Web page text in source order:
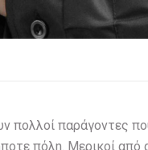
πολλοί παράγοντες
πόλη. Μερικοί από